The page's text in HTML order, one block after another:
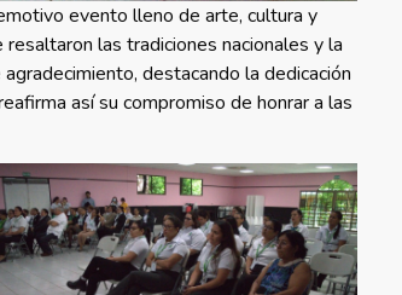
evento lleno de arte, cultura y
las tradiciones nacionales y la
destacando la dedicación
así su compromiso de honrar a las